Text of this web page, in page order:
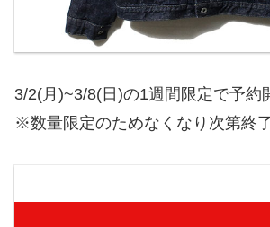
3/2(月)~3/8(日)の1週間限定で予約
※数量限定のためなくなり次第終了